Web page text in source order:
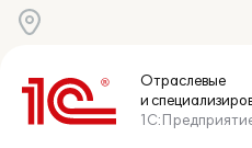
Отраслевые
и